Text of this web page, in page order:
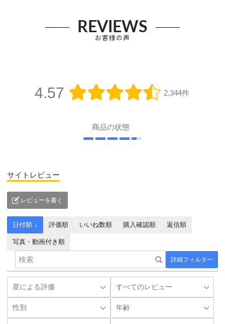
REVIEWS
お客様の声
4.57 2,344件
商品の状態
サイトレビュー
レビューを書く
詳細フィルター
日付順 ↓ 評価順 いいね数順 購入確認順 返信順
写真・動画付き順